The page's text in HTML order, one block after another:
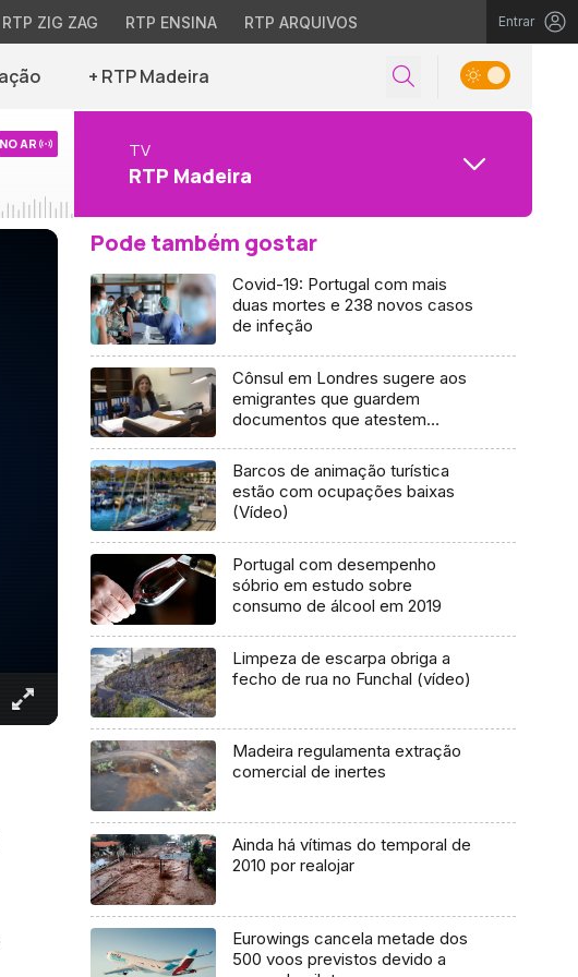
RTP ZIG ZAG RTP ENSINA RTP ARQUIVOS Entrar
+ RTP Madeira
NO AR TV
RTP Madeira
Pode também gostar
Covid-19: Portugal com mais
duas mortes e 238 novos casos
de infeção
Cônsul em Londres sugere aos
emigrantes que guardem
documentos que atestem
Barcos de animação turística
estão com ocupações baixas
(Vídeo)
Portugal com desempenho
sóbrio em estudo sobre
consumo de álcool em 2019
Limpeza de escarpa obriga a
fecho de rua no Funchal (vídeo)
Madeira regulamenta extração
comercial de inertes
Ainda há vítimas do temporal de
2010 por realojar
Eurowings cancela metade dos
500 voos previstos devido a